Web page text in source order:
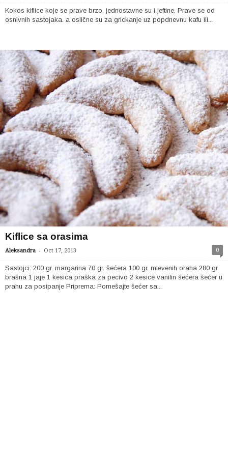
Kokos kiflice koje se prave brzo, jednostavne su i jeftine. Prave se od
osnivnih sastojaka. a oslične su za grickanje uz popdnevnu kafu ili...
Kiflice sa orasima
Aleksandra - Oct 17, 2013 0
Sastojci: 200 gr. margarina 70 gr. šećera 100 gr. mlevenih oraha 280 gr.
brašna 1 jaje 1 kesica praška za pecivo 2 kesice vanilin šećera šećer u
prahu za posipanje Priprema: Pomešajte šećer sa...